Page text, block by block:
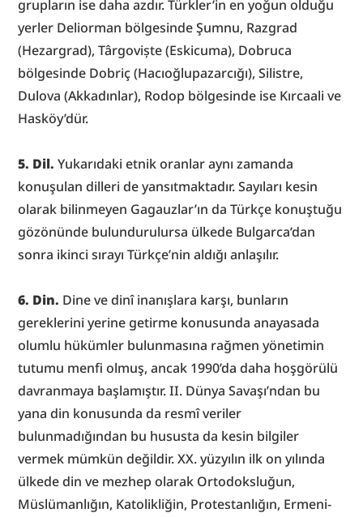
grupların ise daha azdır. Türkler’in en yoğun olduğu
yerler Deliorman bölgesinde Şumnu, Razgrad
(Hezargrad), Târgoviște (Eskicuma), Dobruca
bölgesinde Dobriç (Hacıoğlupazarcığı), Silistre,
Dulova (Akkadınlar), Rodop bölgesinde ise Kırcaali ve
Hasköy’dür.
5. Dil. Yukarıdaki etnik oranlar aynı zamanda
konuşulan dilleri de yansıtmaktadır. Sayıları kesin
olarak bilinmeyen Gagauzlar’ın da Türkçe konuştuğu
gözönünde bulundurulursa ülkede Bulgarca’dan
sonra ikinci sırayı Türkçe’nin aldığı anlaşılır.
6. Din. Dine ve dinî inanışlara karşı, bunların
gereklerini yerine getirme konusunda anayasada
olumlu hükümler bulunmasına rağmen yönetimin
tutumu menfi olmuş, ancak 1990’da daha hoşgörülü
davranmaya başlamıştır. II. Dünya Savaşı’ndan bu
yana din konusunda da resmî veriler
bulunmadığından bu hususta da kesin bilgiler
vermek mümkün değildir. XX. yüzyılın ilk on yılında
ülkede din ve mezhep olarak Ortodoksluğun,
Müslümanlığın, Katolikliğin, Protestanlığın, Ermeni-